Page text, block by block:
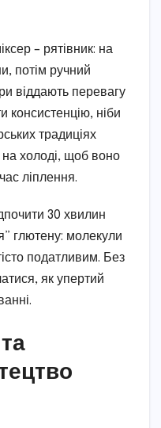
– рятівник: на
потім ручний
віддають перевагу
консистенцію, ніби
традиціях
на холоді, щоб воно
ліплення.
30 хвилин
глютену: молекули
податливим. Без
як упертий